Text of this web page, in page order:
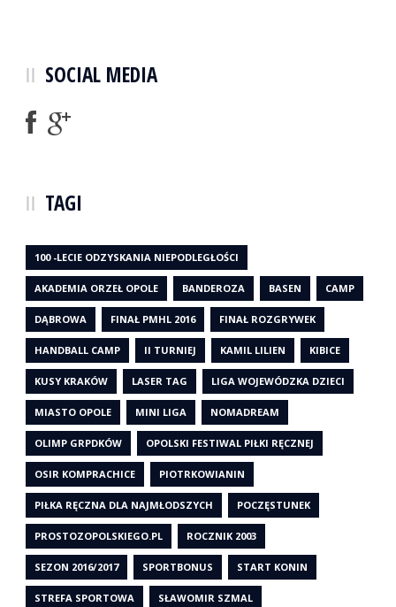
SOCIAL MEDIA
TAGI
100 -LECIE ODZYSKANIA NIEPODLEGŁOŚCI
AKADEMIA ORZEŁ OPOLE BANDEROZA BASEN CAMP
DĄBROWA FINAŁ PMHL 2016 FINAŁ ROZGRYWEK
HANDBALL CAMP II TURNIEJ KAMIL LILIEN KIBICE
KUSY KRAKÓW LASER TAG LIGA WOJEWÓDZKA DZIECI
MIASTO OPOLE MINI LIGA NOMADREAM
OLIMP GRPDKÓW OPOLSKI FESTIWAL PIŁKI RĘCZNEJ
OSIR KOMPRACHICE PIOTRKOWIANIN
PIŁKA RĘCZNA DLA NAJMŁODSZYCH POCZĘSTUNEK
PROSTOZOPOLSKIEGO.PL ROCZNIK 2003
SEZON 2016/2017 SPORTBONUS START KONIN
STREFA SPORTOWA SŁAWOMIR SZMAL